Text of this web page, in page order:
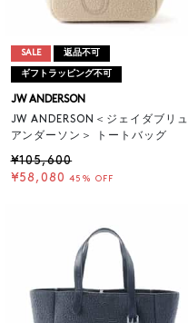
SALE 返品不可
ギフトラッピング不可
JW ANDERSON
JW ANDERSON＜ジェイダブリュ
アンダーソン＞ トートバッグ
¥105,600
¥58,080 45% OFF